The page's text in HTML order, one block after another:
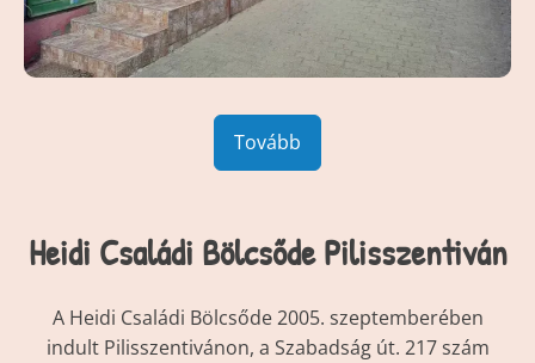
Tovább
Heidi Családi Bölcsőde Pilisszentiván
A Heidi Családi Bölcsőde 2005. szeptemberében
indult Pilisszentivánon, a Szabadság út. 217 szám